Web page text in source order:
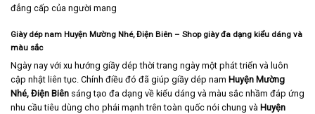
đẳng cấp của người mang
Giày dép nam Huyện Mường Nhé, Điện Biên – Shop giày đa dạng kiểu dáng và
màu sắc
Ngày nay với xu hướng giầy dép thời trang ngày một phát triển và luôn
cập nhật liên tục. Chính điều đó đã giúp giầy dép nam Huyện Mường
Nhé, Điện Biên sáng tạo đa dạng về kiểu dáng và màu sắc nhầm đáp ứng
nhu cầu tiêu dùng cho phái mạnh trên toàn quốc nói chung và Huyện